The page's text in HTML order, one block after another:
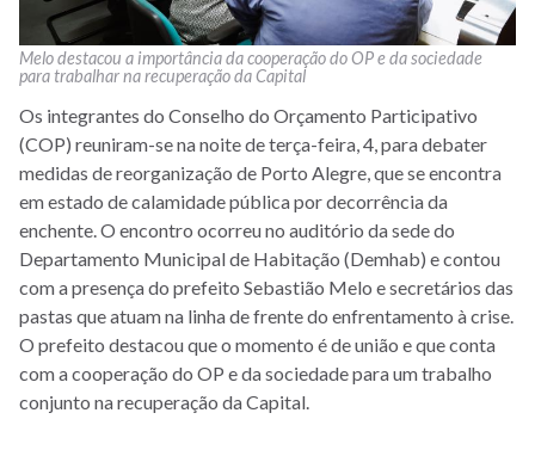
Melo destacou a importância da cooperação do OP e da sociedade
para trabalhar na recuperação da Capital
Os integrantes do Conselho do Orçamento Participativo
(COP) reuniram-se na noite de terça-feira, 4, para debater
medidas de reorganização de Porto Alegre, que se encontra
em estado de calamidade pública por decorrência da
enchente. O encontro ocorreu no auditório da sede do
Departamento Municipal de Habitação (Demhab) e contou
com a presença do prefeito Sebastião Melo e secretários das
pastas que atuam na linha de frente do enfrentamento à crise.
O prefeito destacou que o momento é de união e que conta
com a cooperação do OP e da sociedade para um trabalho
conjunto na recuperação da Capital.